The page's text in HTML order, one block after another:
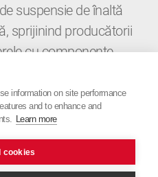
suspensie de înaltă
sprijinind producătorii
cu componente
De la OE la
precizia
information on site performance
and to enhance and
Learn more
cookies